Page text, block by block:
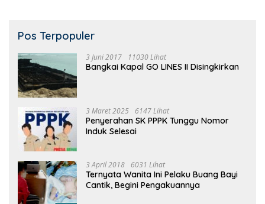
Pos Terpopuler
3 Juni 2017 11030 Lihat
Bangkai Kapal GO LINES II Disingkirkan
3 Maret 2025 6147 Lihat
Penyerahan SK PPPK Tunggu Nomor
Induk Selesai
3 April 2018 6031 Lihat
Ternyata Wanita Ini Pelaku Buang Bayi
Cantik, Begini Pengakuannya